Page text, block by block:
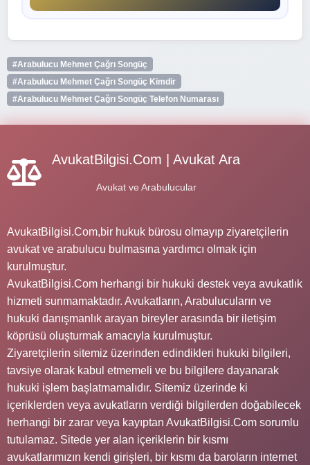
#Arabulucu Mehmet Çağrı Songüç
#Arabulucu Mehmet Çağrı Songüç Kimdir
#Arabulucu Mehmet Çağrı Songüç Telefon Numarası
AvukatBilgisi.Com | Avukat Ara
Avukat ve Arabulucular
AvukatBilgisi.Com,bir hukuk bürosu olmayıp ziyaretçilerin
avukat ve arabulucu bulmasına yardımcı olmak için
kurulmuştur.
AvukatBilgisi.Com herhangi bir hukuki destek veya avukatlık
hizmeti sunmamaktadır. Avukatların, Arabulucuların ve
hukuki danışmanlık arayan bireyler arasında bir iletişim
köprüsü oluşturmak amacıyla kurulmuştur.
Ziyaretçilerin sitemiz üzerinden edindikleri hukuki bilgileri,
tavsiye olarak kabul etmemeli ve bu bilgilere dayanarak
hukuki işlem başlatmamalıdır. Sitemiz üzerinde ki
içeriklerden veya avukatların verdiği bilgilerden doğabilecek
herhangi bir zarar veya kayıptan AvukatBilgisi.Com sorumlu
tutulamaz. Sitede yer alan içeriklerin bir kısmı
avukatlarımızın kendi girişleri, bir kısmı da baroların internet